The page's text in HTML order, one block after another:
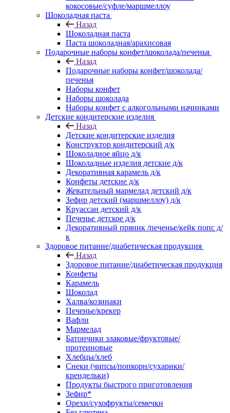
кокосовые/суфле/маршмеллоу
Шоколадная паста
Назад
Шоколадная паста
Паста шоколадная/арахисовая
Подарочные наборы конфет/шоколада/печенья
Назад
Подарочные наборы конфет/шоколада/
печенья
Наборы конфет
Наборы шоколада
Наборы конфет с алкогольными начинками
Детские кондитерские изделия
Назад
Детские кондитерские изделия
Конструктор кондитерский д/к
Шоколадное яйцо д/к
Шоколадные изделия детские д/к
Декоративная карамель д/к
Конфеты детские д/к
Жевательный мармелад детский д/к
Зефир детский (маршмеллоу) д/к
Круассан детский д/к
Печенье детское д/к
Декоративный пряник /печенье/кейк попс д/
к
Здоровое питание/диабетическая продукция
Назад
Здоровое питание/диабетическая продукция
Конфеты
Карамель
Шоколад
Халва/козинаки
Печенье/крекер
Вафли
Мармелад
Батончики злаковые/фруктовые/
протеиновые
Хлебцы/хлеб
Снеки (чипсы/попкорн/сухарики/
крендельки)
Продукты быстрого приготовления
Зефир*
Орехи/сухофрукты/семечки